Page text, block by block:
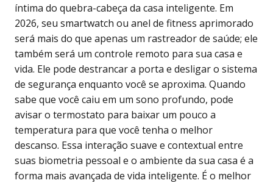
íntima do quebra-cabeça da casa inteligente. Em
2026, seu smartwatch ou anel de fitness aprimorado
será mais do que apenas um rastreador de saúde; ele
também será um controle remoto para sua casa e
vida. Ele pode destrancar a porta e desligar o sistema
de segurança enquanto você se aproxima. Quando
sabe que você caiu em um sono profundo, pode
avisar o termostato para baixar um pouco a
temperatura para que você tenha o melhor
descanso. Essa interação suave e contextual entre
suas biometria pessoal e o ambiente da sua casa é a
forma mais avançada de vida inteligente. É o melhor